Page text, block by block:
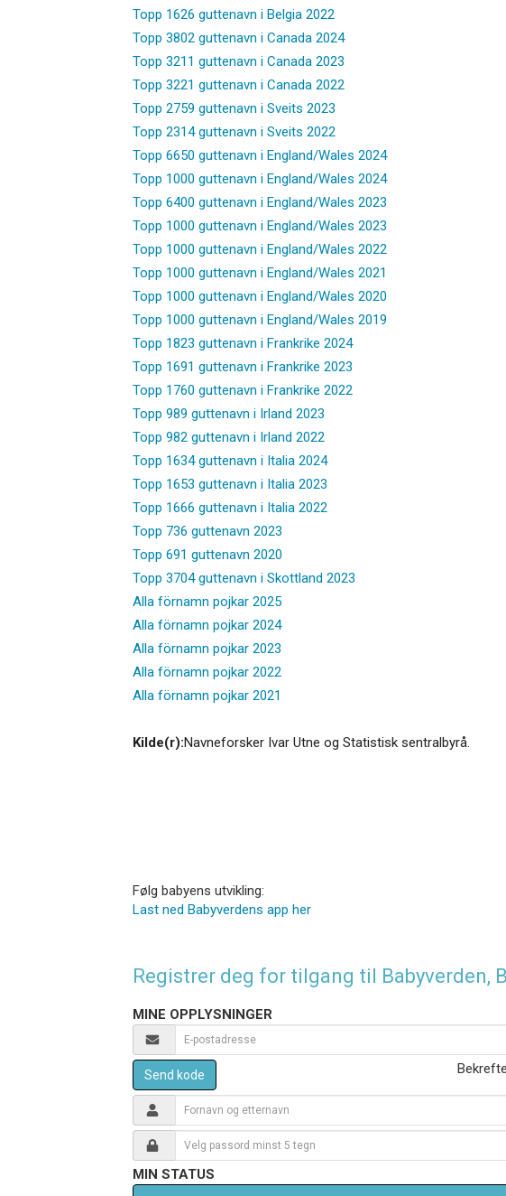
Topp 1626 guttenavn i Belgia 2022
Topp 3802 guttenavn i Canada 2024
Topp 3211 guttenavn i Canada 2023
Topp 3221 guttenavn i Canada 2022
Topp 2759 guttenavn i Sveits 2023
Topp 2314 guttenavn i Sveits 2022
Topp 6650 guttenavn i England/Wales 2024
Topp 1000 guttenavn i England/Wales 2024
Topp 6400 guttenavn i England/Wales 2023
Topp 1000 guttenavn i England/Wales 2023
Topp 1000 guttenavn i England/Wales 2022
Topp 1000 guttenavn i England/Wales 2021
Topp 1000 guttenavn i England/Wales 2020
Topp 1000 guttenavn i England/Wales 2019
Topp 1823 guttenavn i Frankrike 2024
Topp 1691 guttenavn i Frankrike 2023
Topp 1760 guttenavn i Frankrike 2022
Topp 989 guttenavn i Irland 2023
Topp 982 guttenavn i Irland 2022
Topp 1634 guttenavn i Italia 2024
Topp 1653 guttenavn i Italia 2023
Topp 1666 guttenavn i Italia 2022
Topp 736 guttenavn 2023
Topp 691 guttenavn 2020
Topp 3704 guttenavn i Skottland 2023
Alla förnamn pojkar 2025
Alla förnamn pojkar 2024
Alla förnamn pojkar 2023
Alla förnamn pojkar 2022
Alla förnamn pojkar 2021
Kilde(r):Navneforsker Ivar Utne og Statistisk sentralbyrå.
Følg babyens utvikling:
Last ned Babyverdens app her
Registrer deg for tilgang til Babyverden,
MINE OPPLYSNINGER
Send kode
MIN STATUS